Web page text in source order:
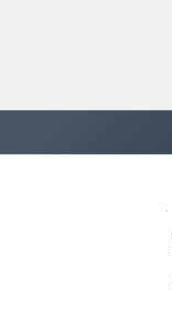
to